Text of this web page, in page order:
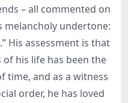
– all commented on
melancholy undertone:
His assessment is that
his life has been the
time, and as a witness
order, he has loved